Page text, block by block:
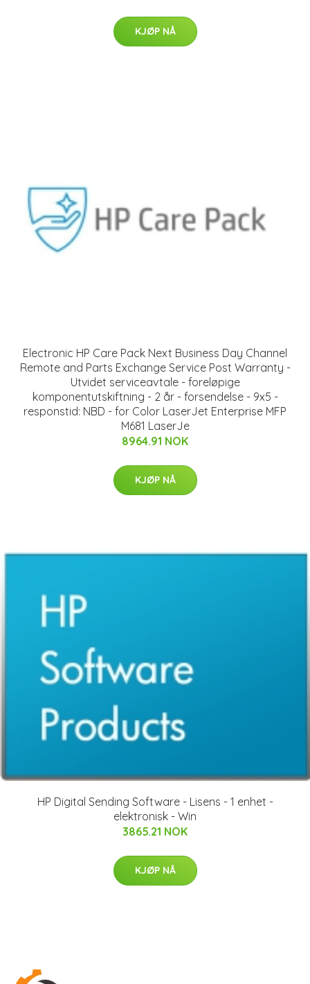
KJØP NÅ
Electronic HP Care Pack Next Business Day Channel
Remote and Parts Exchange Service Post Warranty -
Utvidet serviceavtale - foreløpige
komponentutskiftning - 2 år - forsendelse - 9x5 -
responstid: NBD - for Color LaserJet Enterprise MFP
M681 LaserJe
8964.91 NOK
KJØP NÅ
HP Digital Sending Software - Lisens - 1 enhet -
elektronisk - Win
3865.21 NOK
KJØP NÅ